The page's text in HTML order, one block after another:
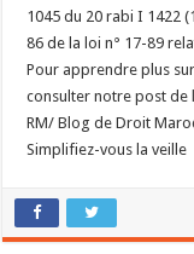
1045 du 20 rabi I 1422
86 de la loi n° 17-89
Pour apprendre plus
consulter notre post de
RM/ Blog de Droit
Simplifiez-vous la veille